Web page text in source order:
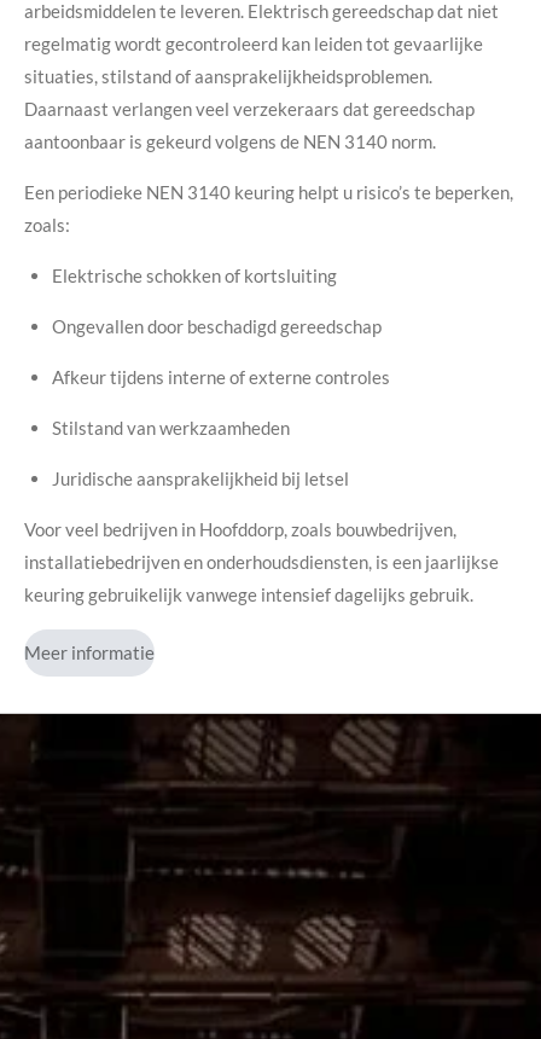
arbeidsmiddelen te leveren. Elektrisch gereedschap dat niet
regelmatig wordt gecontroleerd kan leiden tot gevaarlijke
situaties, stilstand of aansprakelijkheidsproblemen.
Daarnaast verlangen veel verzekeraars dat gereedschap
aantoonbaar is gekeurd volgens de NEN 3140 norm.
Een periodieke NEN 3140 keuring helpt u risico’s te beperken,
zoals:
Elektrische schokken of kortsluiting
Ongevallen door beschadigd gereedschap
Afkeur tijdens interne of externe controles
Stilstand van werkzaamheden
Juridische aansprakelijkheid bij letsel
Voor veel bedrijven in Hoofddorp, zoals bouwbedrijven,
installatiebedrijven en onderhoudsdiensten, is een jaarlijkse
keuring gebruikelijk vanwege intensief dagelijks gebruik.
Meer informatie